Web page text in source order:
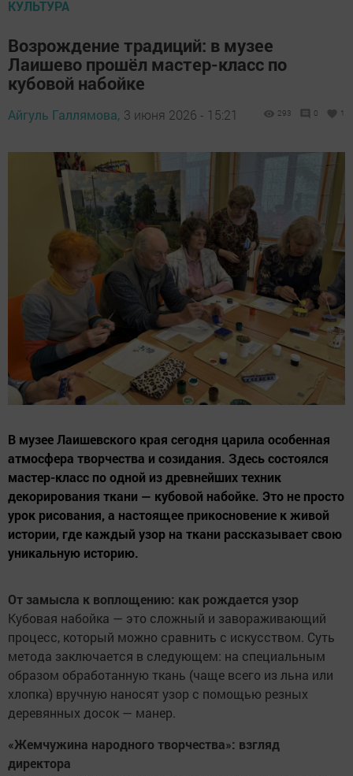
КУЛЬТУРА
Возрождение традиций: в музее
Лаишево прошёл мастер-класс по
кубовой набойке
Айгуль Галлямова, 3 июня 2026 - 15:21 293 0 1
В музее Лаишевского края сегодня царила особенная
атмосфера творчества и созидания. Здесь состоялся
мастер-класс по одной из древнейших техник
декорирования ткани — кубовой набойке. Это не просто
урок рисования, а настоящее прикосновение к живой
истории, где каждый узор на ткани рассказывает свою
уникальную историю.
От замысла к воплощению: как рождается узор
Кубовая набойка — это сложный и завораживающий
процесс, который можно сравнить с искусством. Суть
метода заключается в следующем: на специальным
образом обработанную ткань (чаще всего из льна или
хлопка) вручную наносят узор с помощью резных
деревянных досок — манер.
«Жемчужина народного творчества»: взгляд
директора